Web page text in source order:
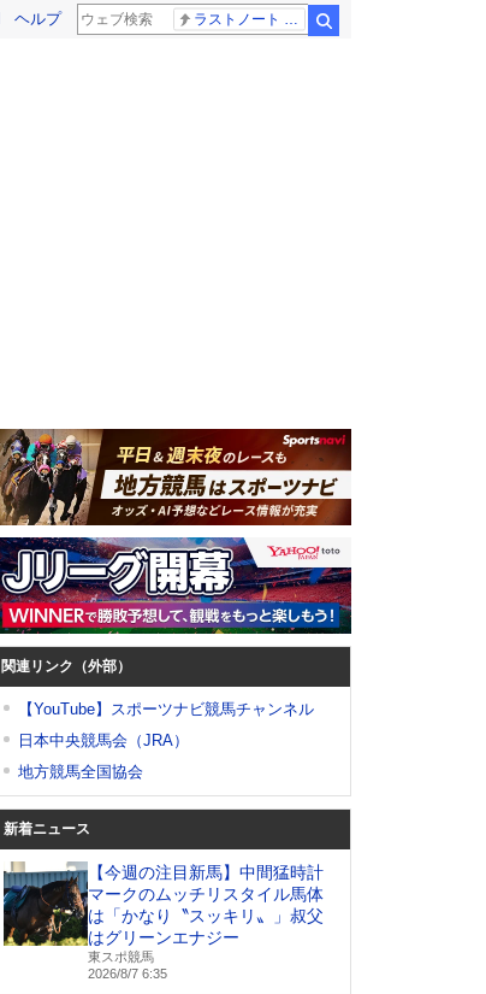
ヘルプ
関連リンク（外部）
【YouTube】スポーツナビ競馬チャンネル
日本中央競馬会（JRA）
地方競馬全国協会
新着ニュース
【今週の注目新馬】中間猛時計
マークのムッチリスタイル馬体
は「かなり〝スッキリ〟」叔父
はグリーンエナジー
東スポ競馬
2026/8/7 6:35